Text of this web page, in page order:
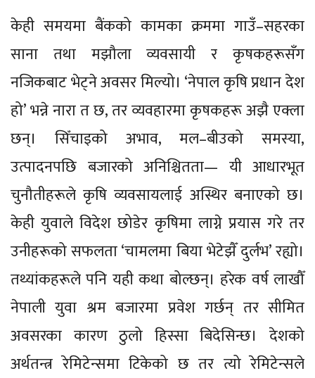
केही समयमा बैंकको कामका क्रममा गाउँ–सहरका
साना तथा मझौला व्यवसायी र कृषकहरूसँग
नजिकबाट भेट्ने अवसर मिल्यो। ‘नेपाल कृषि प्रधान देश
हो’ भन्ने नारा त छ, तर व्यवहारमा कृषकहरू अझै एक्ला
छन्। सिँचाइको अभाव, मल–बीउको समस्या,
उत्पादनपछि बजारको अनिश्चितता— यी आधारभूत
चुनौतीहरूले कृषि व्यवसायलाई अस्थिर बनाएको छ।
केही युवाले विदेश छोडेर कृषिमा लाग्ने प्रयास गरे तर
उनीहरूको सफलता ‘चामलमा बिया भेटेझैँ दुर्लभ’ रह्यो।
तथ्यांकहरूले पनि यही कथा बोल्छन्। हरेक वर्ष लाखौँ
नेपाली युवा श्रम बजारमा प्रवेश गर्छन् तर सीमित
अवसरका कारण ठुलो हिस्सा बिदेसिन्छ। देशको
अर्थतन्त्र रेमिटेन्समा टिकेको छ तर त्यो रेमिटेन्सले